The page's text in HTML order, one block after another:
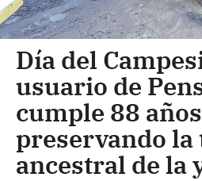
Día del
usuario de
cumple 88 años
preservando
ancestral de la